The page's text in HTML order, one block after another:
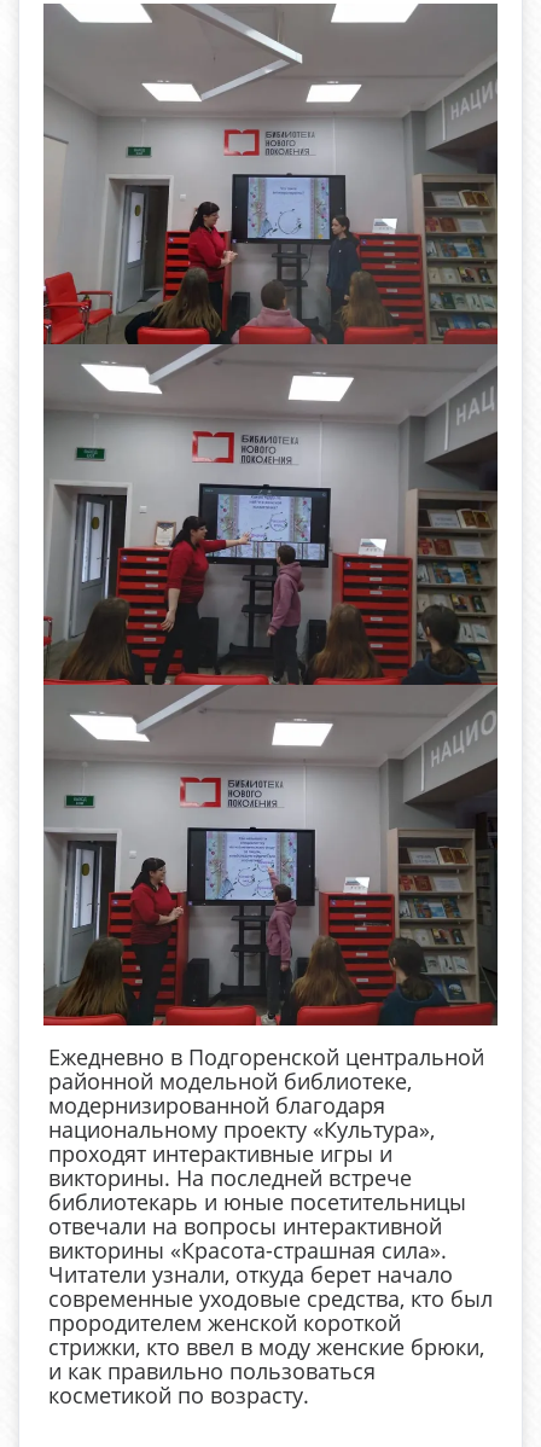
Ежедневно в Подгоренской центральной
районной модельной библиотеке,
модернизированной благодаря
национальному проекту «Культура»,
проходят интерактивные игры и
викторины. На последней встрече
библиотекарь и юные посетительницы
отвечали на вопросы интерактивной
викторины «Красота-страшная сила».
Читатели узнали, откуда берет начало
современные уходовые средства, кто был
прородителем женской короткой
стрижки, кто ввел в моду женские брюки,
и как правильно пользоваться
косметикой по возрасту.